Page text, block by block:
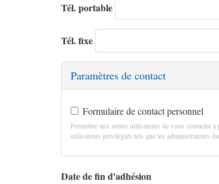
Tél. portable
Tél. fixe
Paramètres de contact
Formulaire de contact personnel
Permettre aux autres utilisateurs de vous contacter
utilisateurs privilégiés tels que les administrateurs
Date de fin d'adhésion